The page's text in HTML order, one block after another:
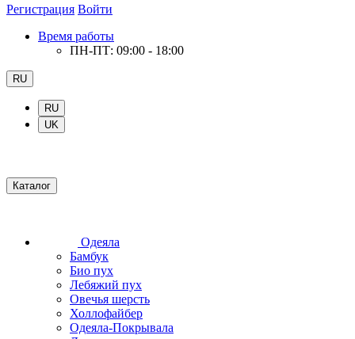
Регистрация Войти
Время работы
ПН-ПТ: 09:00 - 18:00
RU
RU
UK
Каталог
Одеяла
Бамбук
Био пух
Лебяжий пух
Овечья шерсть
Холлофайбер
Одеяла-Покрывала